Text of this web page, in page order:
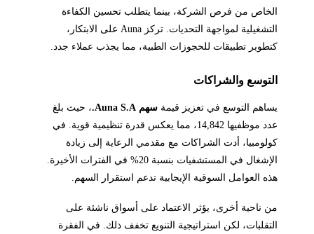
الخاص من فرص الشركة، بينما يتطلب تحسين الكفاءة
التشغيلية لمواجهة التحديات. تركز Auna على الابتكار،
كتطوير تطبيقات للحجوزات الطبية، مما يجذب عملاء جدد.
التوسع والشراكات
يساهم التوسع في تعزيز قيمة سهم Auna S.A.
، حيث بلغ
عدد موظفيها 14,842، مما يعكس قدرة تنظيمية قوية. في
كولومبيا، أدت الشراكات مع مقدمي الرعاية إلى زيادة
الإشغال في المستشفيات بنسبة 20% في الفترات الأخيرة.
هذه العوامل السوقية الإيجابية تدعم استقرار السهم.
من ناحية أخرى، يؤثر الاعتماد على أسواق ناشئة على
التقلبات، لكن استراتيجية التنويع تخفف ذلك. في الفقرة